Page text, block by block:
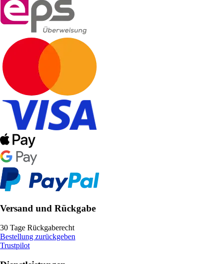
Versand und Rückgabe
30 Tage Rückgaberecht
Bestellung zurückgeben
Trustpilot